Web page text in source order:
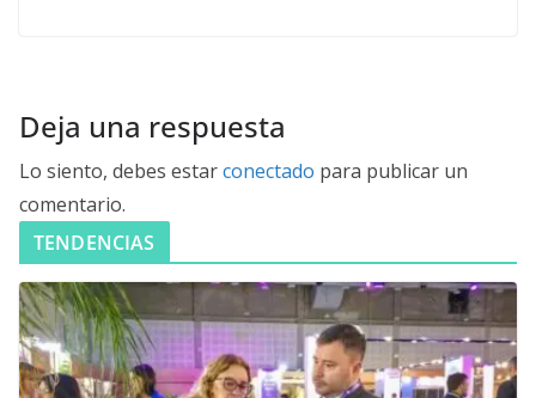
Deja una respuesta
Lo siento, debes estarconectado para publicar un
comentario.
TENDENCIAS